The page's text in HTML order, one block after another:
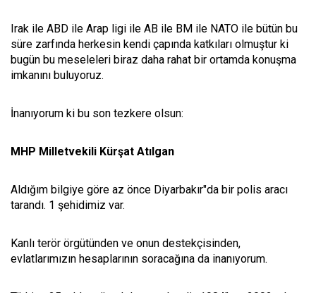
Irak ile ABD ile Arap ligi ile AB ile BM ile NATO ile bütün bu
süre zarfında herkesin kendi çapında katkıları olmuştur ki
bugün bu meseleleri biraz daha rahat bir ortamda konuşma
imkanını buluyoruz.
İnanıyorum ki bu son tezkere olsun:
MHP Milletvekili Kürşat Atılgan
Aldığım bilgiye göre az önce Diyarbakır"da bir polis aracı
tarandı. 1 şehidimiz var.
Kanlı terör örgütünden ve onun destekçisinden,
evlatlarımızın hesaplarının soracağına da inanıyorum.